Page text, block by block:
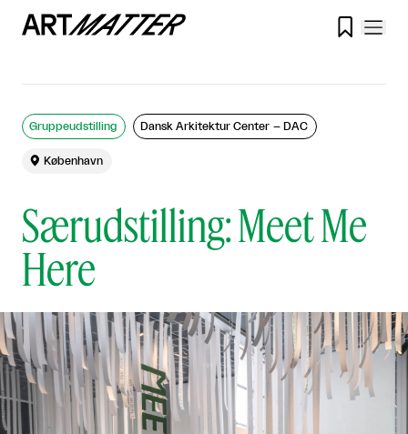

Særudstilling: Meet Me
Here
Gruppeudstilling Dansk Arkitektur Center – DAC
 København